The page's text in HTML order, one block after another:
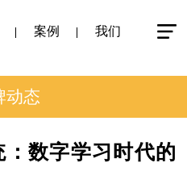
案例 我们
动态
数字学习时代的